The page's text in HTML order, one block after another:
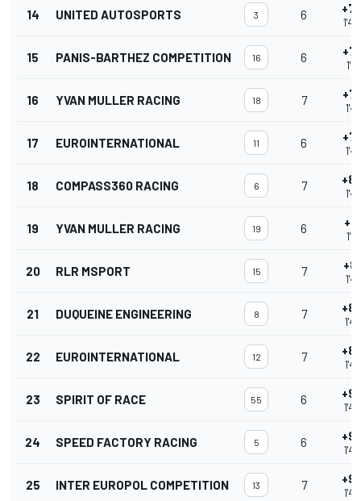
14 UNITED AUTOSPORTS 3 6
15 PANIS-BARTHEZ COMPETITION 16 6
16 YVAN MULLER RACING 18 7
17 EUROINTERNATIONAL 11 6
18 COMPASS360 RACING 6 7
19 YVAN MULLER RACING 19 6
20 RLR MSPORT 15 7
21 DUQUEINE ENGINEERING 8 7
22 EUROINTERNATIONAL 12 7
23 SPIRIT OF RACE 55 6
24 SPEED FACTORY RACING 5 6
25 INTER EUROPOL COMPETITION 13 7